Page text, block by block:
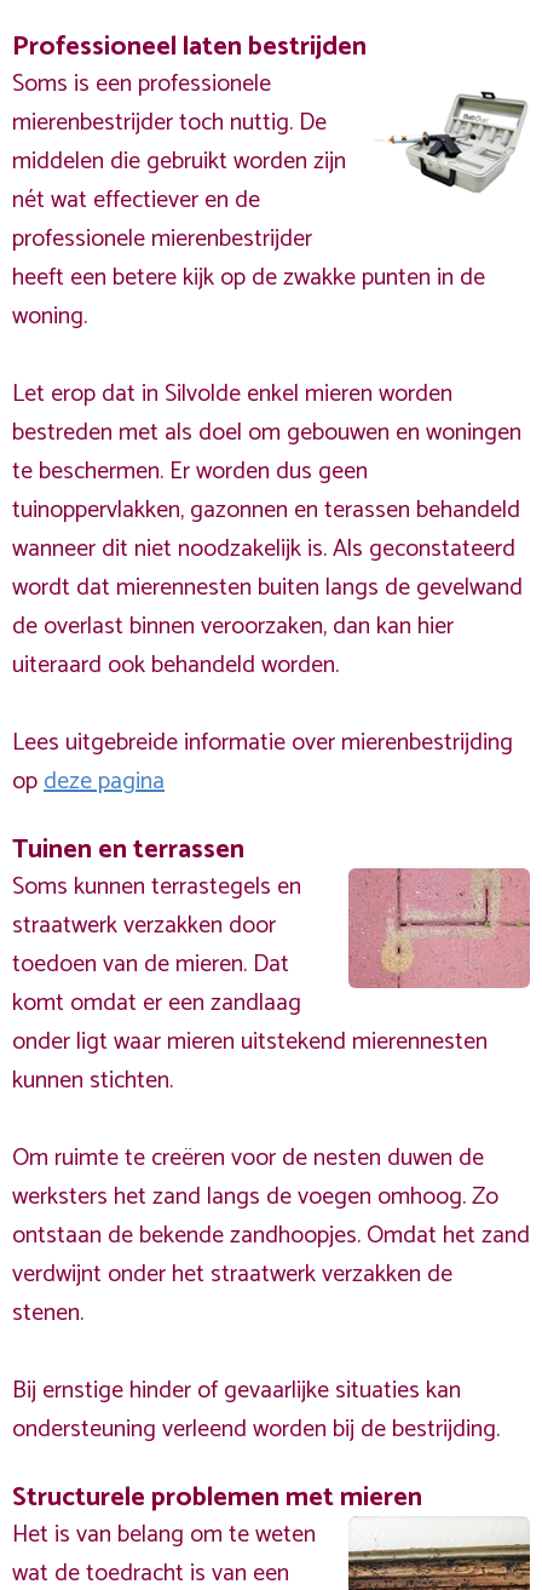
Professioneel laten bestrijden
Soms is een professionele
mierenbestrijder toch nuttig. De
middelen die gebruikt worden zijn
nét wat effectiever en de
professionele mierenbestrijder
heeft een betere kijk op de zwakke punten in de
woning.
Let erop dat in Silvolde enkel mieren worden
bestreden met als doel om gebouwen en woningen
te beschermen. Er worden dus geen
tuinoppervlakken, gazonnen en terassen behandeld
wanneer dit niet noodzakelijk is. Als geconstateerd
wordt dat mierennesten buiten langs de gevelwand
de overlast binnen veroorzaken, dan kan hier
uiteraard ook behandeld worden.
Lees uitgebreide informatie over mierenbestrijding
opdeze pagina
Tuinen en terrassen
Soms kunnen terrastegels en
straatwerk verzakken door
toedoen van de mieren. Dat
komt omdat er een zandlaag
onder ligt waar mieren uitstekend mierennesten
kunnen stichten.
Om ruimte te creëren voor de nesten duwen de
werksters het zand langs de voegen omhoog. Zo
ontstaan de bekende zandhoopjes. Omdat het zand
verdwijnt onder het straatwerk verzakken de
stenen.
Bij ernstige hinder of gevaarlijke situaties kan
ondersteuning verleend worden bij de bestrijding.
Structurele problemen met mieren
Het is van belang om te weten
wat de toedracht is van een